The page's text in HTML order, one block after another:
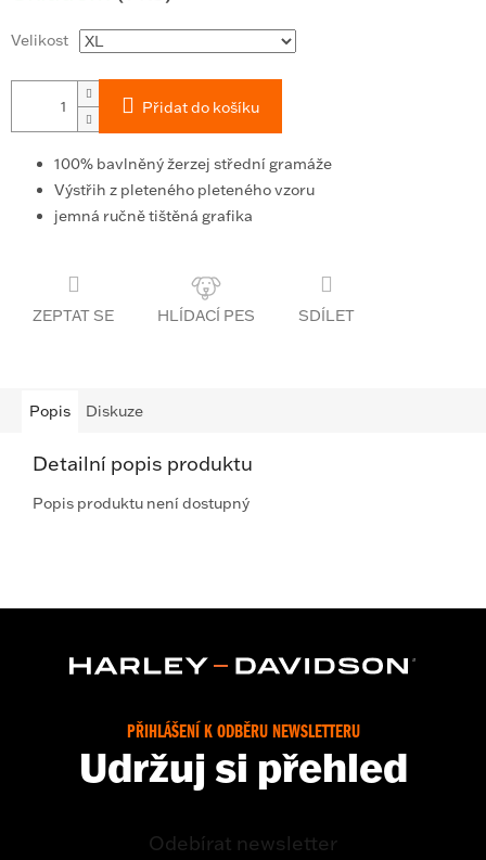
Velikost
Přidat do košíku
100% bavlněný žerzej střední gramáže
Výstřih z pleteného pleteného vzoru
jemná ručně tištěná grafika
ZEPTAT SE SDÍLET
Popis Diskuze
Detailní popis produktu
Popis produktu není dostupný
PŘIHLÁŠENÍ K ODBĚRU NEWSLETTERU
Udržuj si přehled
Odebírat newsletter